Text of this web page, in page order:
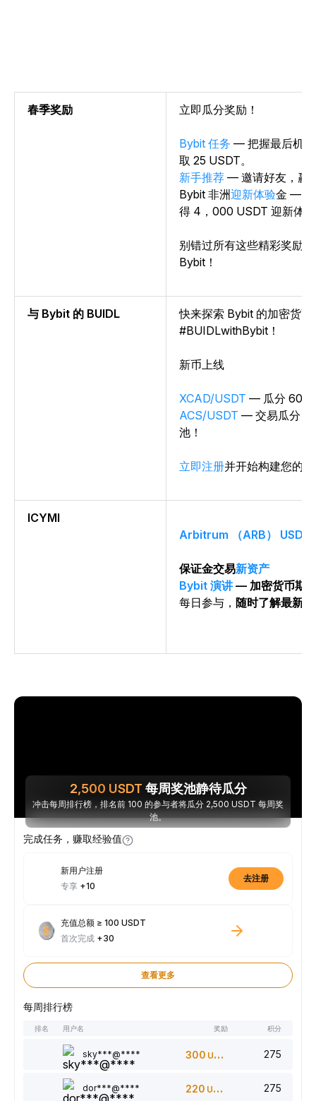
春季奖励 立即瓜分奖励！
Bybit 任务 — 把握最后机
取 25 USDT。
新手推荐 — 邀请好友，赢
Bybit 非洲迎新体验金 — 完
得 4，000 USDT 迎新体
别错过所有这些精彩奖励
Bybit！
与 Bybit 的 BUIDL
快来探索 Bybit 的加密货币
#BUIDLwithBybit！
新币上线
XCAD/USDT — 瓜分 60，
ACS/USDT — 交易瓜分 5
池！
立即注册并开始构建您的
ICYMI
Arbitrum （ARB） USDT
保证金交易新资产
Bybit 演讲 — 加密货币期
每日参与， 随时了解最新
2,500 USDT 每周奖池静待瓜分
冲击每周排行榜，排名前 100 的参与者将瓜分 2,500 USDT 每周奖
池。
完成任务，赚取经验值
新用户注册
专享 +10
去注册
充值总额 ≥ 100 USDT
首次完成 +30
查看更多
每周排行榜
排名 用户名 奖励 积分
sky***@**** 300 USDT 275
dor***@**** 220 USDT 275